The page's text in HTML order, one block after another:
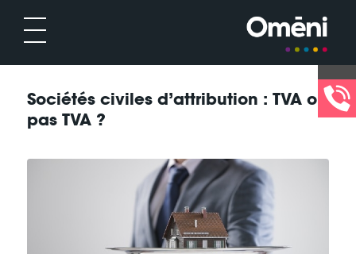
Sociétés civiles d’attribution : TVA ou
pas TVA ?